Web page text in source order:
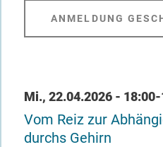
ANMELDUNG
Datum / Uhrzeit
Mi., 22.04.2026 -
Vom Reiz zur
durchs Gehirn